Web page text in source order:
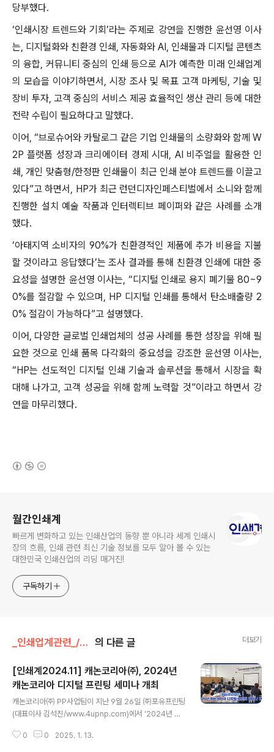
당부했다.
‘인쇄시장 트렌드와 기회’라는 주제로 강연을 진행한 윤선영 이사
는, 디지털화와 친환경 인쇄, 자동화와 AI, 인쇄물과 디지털 콘텐츠
의 융합, 커뮤니티 중심의 인쇄 등으로 AI가 예측한 미래 인쇄업계
의 모습을 이야기하면서, 시장 조사 및 목표 고객 마케팅, 기술 및
장비 투자, 고객 중심의 서비스 제공 효율적인 생산 관리 등에 대한
전략 수립이 필요하다고 말했다.
이어, “브로슈어와 카탈로그 같은 기업 인쇄물의 소량화와 함께 W
2P 플랫폼 성장과 크리에이터 경제 시대, AI 비주얼을 활용한 인
쇄, 개인 맞춤형/한정판 인쇄물이 최근 인쇄 분야 트렌드를 이끌고
있다”고 하면서, HP가 최근 런던디자인페스티벌에서 소니와 함께
진행한 설치 예술 작품과 인터렉티브 페이퍼와 같은 사례를 소개
했다.
‘아태지역 소비자의 90%가 친환경적인 제품에 추가 비용을 지불
할 것이라고 응답했다’는 조사 결과를 통해 친환경 인쇄에 대한 중
요성을 설명한 윤선영 이사는, “디지털 인쇄로 용지 폐기물 80~9
0%를 절감할 수 있으며, HP 디지털 인쇄를 통해서 탄소배출량 2
0% 절감이 가능하다”고 설명했다.
이어, 다양한 글로벌 인쇄업체의 성공 사례를 통한 성장을 위해 필
요한 것으로 인쇄 품목 다각화의 중요성을 강조한 윤선영 이사는,
“HP는 선도적인 디지털 인쇄 기술과 솔루션을 통해서 시장을 확
대해 나가고, 고객 성공을 위해 함께 노력할 것”이라고 하면서 강
연을 마무리했다.
월간인쇄계
빠르게 변화하고 있는 인쇄산업의 동향 뿐 아니라 세계 인쇄시
장의 흐름, 인쇄 관련 최신 기술 정보를 모두 알아 볼 수 있는
대한민국 인쇄산업의 리딩 매거진!
구독하기
_인쇄업계관련_/세미나&컨퍼런스 의 다른 글 더보기
[인쇄계2024.11] 캐논코리아㈜, 2024년
캐논코리아 디지털 프린팅 세미나 개최
캐논코리아㈜ PP사업팀이 지난 9월 26일 ㈜포유프린팅
(대표이사 김석진/www.4upnp.com)에서 ‘2024년 캐
디지털 잉크젯 연속지 인쇄기 프로스트림(ProStream) 3
0 0 2025. 1. 13.